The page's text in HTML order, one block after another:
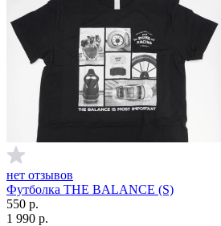
нет отзывов
Футболка THE BALANCE (S)
550 р.
1 990 р.